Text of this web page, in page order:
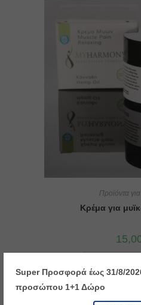
Super Προσφορά έως 31/8/
προσώπου 1+1 Δώρο
Προϊόντα
Κρέμα για